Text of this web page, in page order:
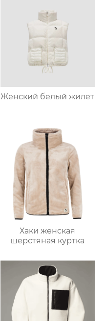
Женский белый жилет
Хаки женская
шерстяная куртка